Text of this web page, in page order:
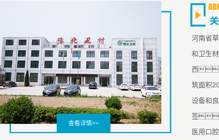
河南省
和卫生
西
筑面积
设备和
签
医用口
查看详情>>